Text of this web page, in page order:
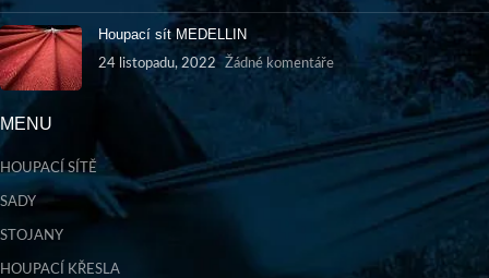
Houpací sít MEDELLIN
24 listopadu, 2022 Žádné komentáře
MENU
HOUPACÍ SÍTĚ
SADY
STOJANY
HOUPACÍ KŘESLA